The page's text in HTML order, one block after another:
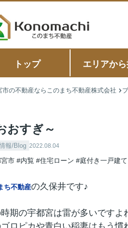
トップ エリアか
市の不動産ならこのまち不動産株式会社
おすぎ～
報/Blog 2022.08.04
市 #内覧 #住宅ローン #庭付き一戸建て
ち不動産の久保井です♪
期の宇都宮は雷が多いですよ
ロピカや青白い稲妻はもう